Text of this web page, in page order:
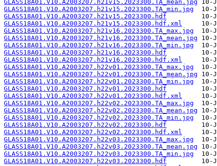
GLASS18A01.V10.A2003207.h21v15.2023300.TA_mean.jpg
GLASS18A01.V10.A2003207.h21v15.2023300.TA_min.jpg
GLASS18A01.V10.A2003207.h21v15.2023300.hdf
GLASS18A01.V10.A2003207.h21v15.2023300.hdf.xml
GLASS18A01.V10.A2003207.h21v16.2023300.TA_max.jpg
GLASS18A01.V10.A2003207.h21v16.2023300.TA_mean.jpg
GLASS18A01.V10.A2003207.h21v16.2023300.TA_min.jpg
GLASS18A01.V10.A2003207.h21v16.2023300.hdf
GLASS18A01.V10.A2003207.h21v16.2023300.hdf.xml
GLASS18A01.V10.A2003207.h22v01.2023300.TA_max.jpg
GLASS18A01.V10.A2003207.h22v01.2023300.TA_mean.jpg
GLASS18A01.V10.A2003207.h22v01.2023300.TA_min.jpg
GLASS18A01.V10.A2003207.h22v01.2023300.hdf
GLASS18A01.V10.A2003207.h22v01.2023300.hdf.xml
GLASS18A01.V10.A2003207.h22v02.2023300.TA_max.jpg
GLASS18A01.V10.A2003207.h22v02.2023300.TA_mean.jpg
GLASS18A01.V10.A2003207.h22v02.2023300.TA_min.jpg
GLASS18A01.V10.A2003207.h22v02.2023300.hdf
GLASS18A01.V10.A2003207.h22v02.2023300.hdf.xml
GLASS18A01.V10.A2003207.h22v03.2023300.TA_max.jpg
GLASS18A01.V10.A2003207.h22v03.2023300.TA_mean.jpg
GLASS18A01.V10.A2003207.h22v03.2023300.TA_min.jpg
GLASS18A01.V10.A2003207.h22v03.2023300.hdf